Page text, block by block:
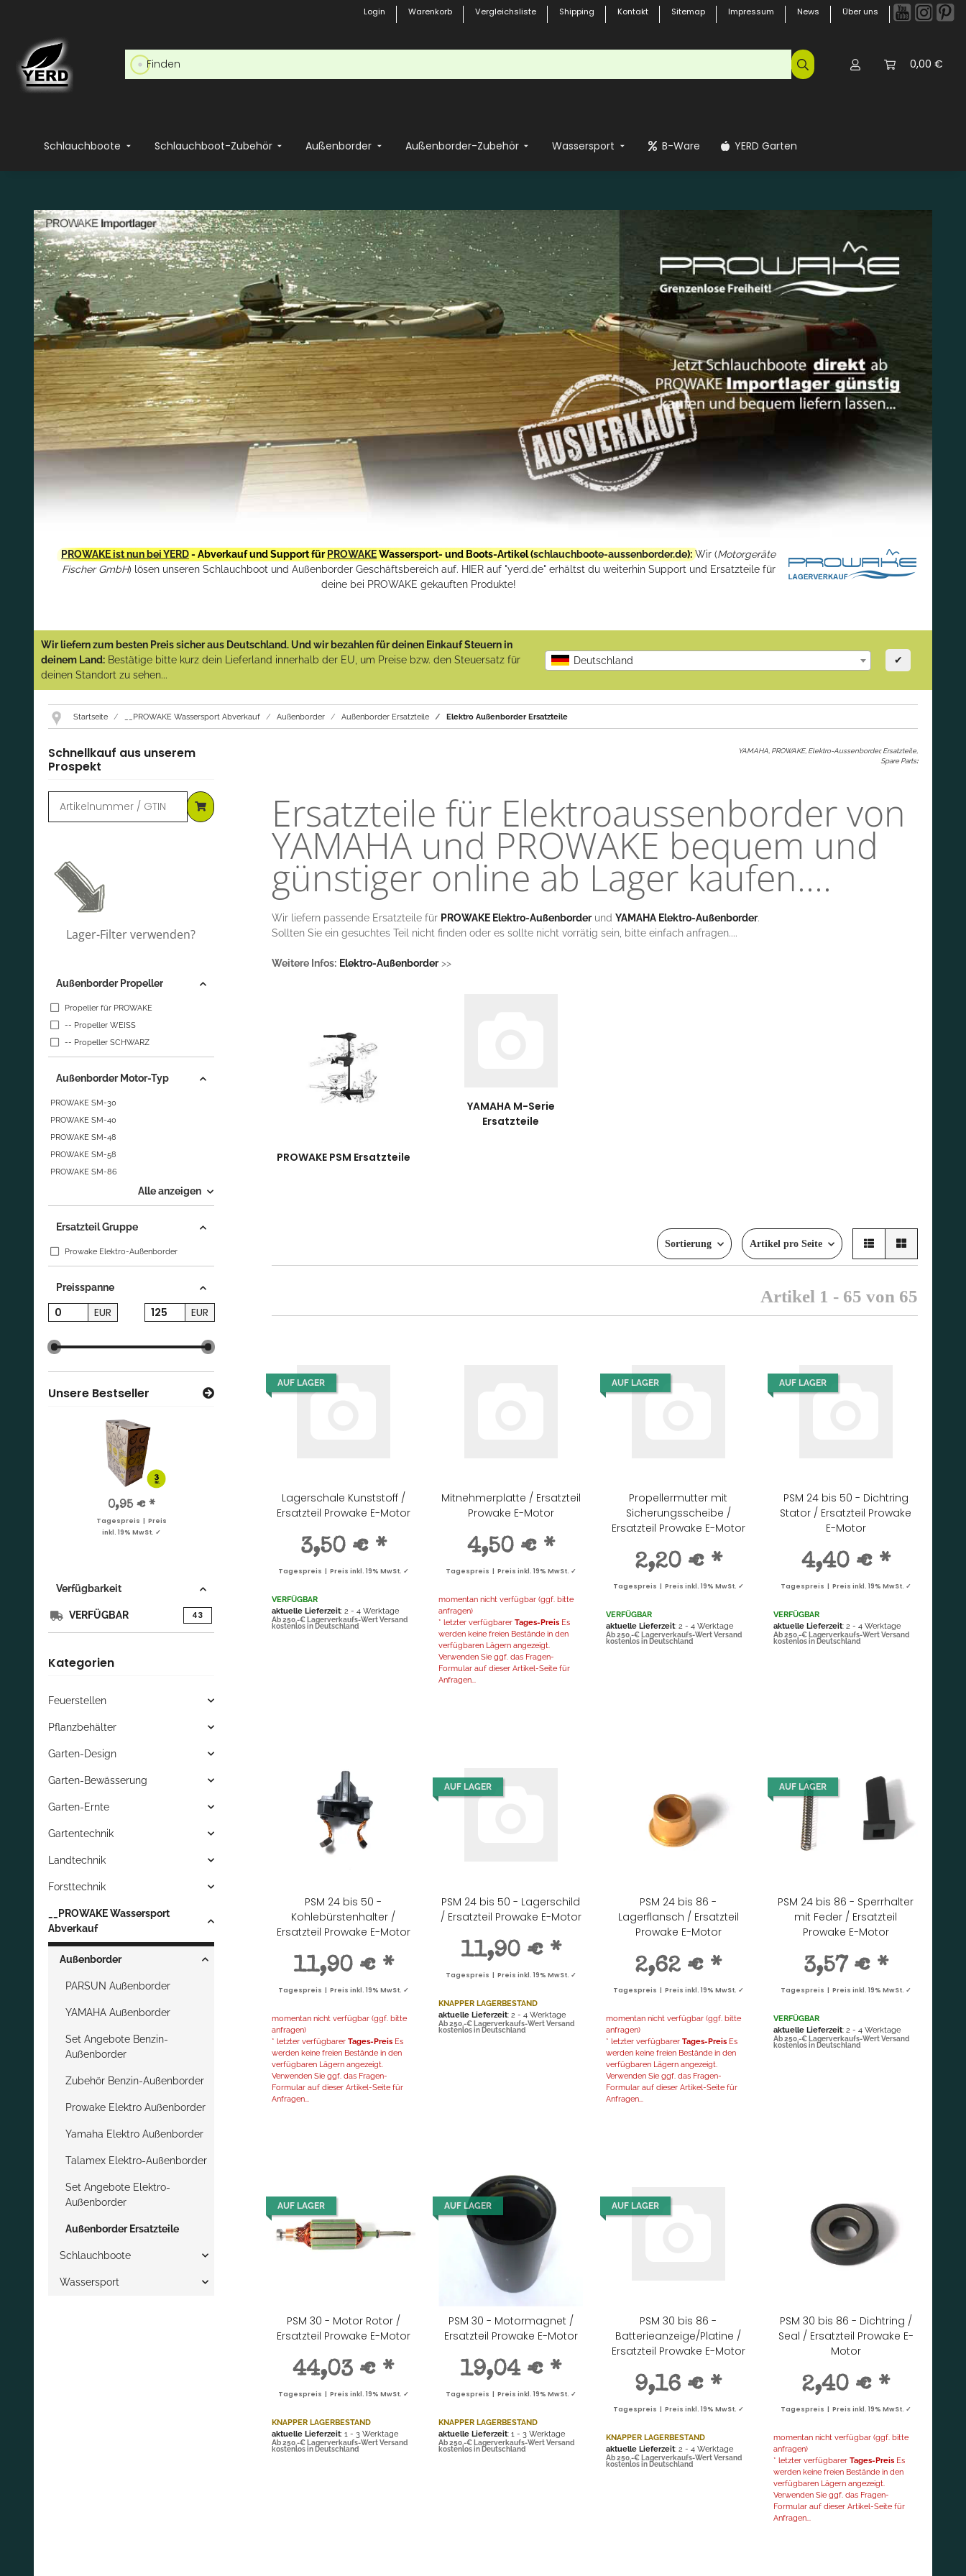
Login Warenkorb Vergleichsliste Shipping Kontakt Sitemap Impressum News Über uns
0,00 €
Schlauchboote Schlauchboot-Zubehör Außenborder Außenborder-Zubehör Wassersport B-Ware YERD Garten
PROWAKE ist nun bei YERD- Abverkauf und Support für PROWAKEWassersport- und Boots-Artikel (schlauchboote-aussenborder.de): Wir (Motorgeräte
Fischer GmbH) lösen unseren Schlauchboot und Außenborder Geschäftsbereich auf. HIER auf "yerd.de" erhältst du weiterhin Support und Ersatzteile für
deine bei PROWAKE gekauften Produkte!
Wir liefern zum besten Preis sicher aus Deutschland. Und wir bezahlen für deinen Einkauf Steuern in
deinem Land: Bestätige bitte kurz dein Lieferland innerhalb der EU, um Preise bzw. den Steuersatz für
deinen Standort zu sehen...
Deutschland ✔
Startseite __PROWAKE Wassersport Abverkauf Außenborder Außenborder Ersatzteile Elektro Außenborder Ersatzteile
YAMAHA, PROWAKE, Elektro-Aussenborder, Ersatzteile,
Spare Parts:
Ersatzteile für Elektroaussenborder von
YAMAHA und PROWAKE bequem und
günstiger online ab Lager kaufen....
Wir liefern passende Ersatzteile für PROWAKE Elektro-Außenborderund YAMAHA Elektro-Außenborder.
Sollten Sie ein gesuchtes Teil nicht finden oder es sollte nicht vorrätig sein, bitte einfach anfragen....
Weitere Infos: Elektro-Außenborder>>
PROWAKE PSM Ersatzteile
YAMAHA M-Serie
Ersatzteile
Sortierung Artikel pro Seite
Artikel 1 - 65 von 65
AUF LAGER
Lagerschale Kunststoff /
Ersatzteil Prowake E-Motor
3,50 € *
Tagespreis | Preis inkl. 19% MwSt. ✓
VERFÜGBAR
aktuelle Lieferzeit: 2 - 4 Werktage
Ab 250,-€ Lagerverkaufs-Wert Versand
kostenlos in Deutschland
Mitnehmerplatte / Ersatzteil
Prowake E-Motor
4,50 € *
Tagespreis | Preis inkl. 19% MwSt. ✓
momentan nicht verfügbar (ggf. bitte
anfragen)
* letzter verfügbarerTages-Preis Es
werden keine freien Bestände in den
verfügbaren Lägern angezeigt.
Verwenden Sie ggf. das Fragen-
Formular auf dieser Artikel-Seite für
Anfragen...
AUF LAGER
Propellermutter mit
Sicherungsscheibe /
Ersatzteil Prowake E-Motor
2,20 € *
Tagespreis | Preis inkl. 19% MwSt. ✓
VERFÜGBAR
aktuelle Lieferzeit: 2 - 4 Werktage
Ab 250,-€ Lagerverkaufs-Wert Versand
kostenlos in Deutschland
AUF LAGER
PSM 24 bis 50 - Dichtring
Stator / Ersatzteil Prowake
E-Motor
4,40 € *
Tagespreis | Preis inkl. 19% MwSt. ✓
VERFÜGBAR
aktuelle Lieferzeit: 2 - 4 Werktage
Ab 250,-€ Lagerverkaufs-Wert Versand
kostenlos in Deutschland
PSM 24 bis 50 -
Kohlebürstenhalter /
Ersatzteil Prowake E-Motor
11,90 € *
Tagespreis | Preis inkl. 19% MwSt. ✓
momentan nicht verfügbar (ggf. bitte
anfragen)
* letzter verfügbarer Tages-PreisEs
werden keine freien Bestände in den
verfügbaren Lägern angezeigt.
Verwenden Sie ggf. das Fragen-
Formular auf dieser Artikel-Seite für
Anfragen...
AUF LAGER
PSM 24 bis 50 - Lagerschild
/ Ersatzteil Prowake E-Motor
11,90 € *
Tagespreis | Preis inkl. 19% MwSt. ✓
KNAPPER LAGERBESTAND
aktuelle Lieferzeit: 2 - 4 Werktage
Ab 250,-€ Lagerverkaufs-Wert Versand
kostenlos in Deutschland
PSM 24 bis 86 -
Lagerflansch / Ersatzteil
Prowake E-Motor
2,62 € *
Tagespreis | Preis inkl. 19% MwSt. ✓
momentan nicht verfügbar (ggf. bitte
anfragen)
* letzter verfügbarerTages-Preis Es
werden keine freien Bestände in den
verfügbaren Lägern angezeigt.
Verwenden Sie ggf. das Fragen-
Formular auf dieser Artikel-Seite für
Anfragen...
AUF LAGER
PSM 24 bis 86 - Sperrhalter
mit Feder / Ersatzteil
Prowake E-Motor
3,57 € *
Tagespreis | Preis inkl. 19% MwSt. ✓
VERFÜGBAR
aktuelle Lieferzeit: 2 - 4 Werktage
Ab 250,-€ Lagerverkaufs-Wert Versand
kostenlos in Deutschland
AUF LAGER
PSM 30 - Motor Rotor /
Ersatzteil Prowake E-Motor
44,03 € *
Tagespreis | Preis inkl. 19% MwSt. ✓
KNAPPER LAGERBESTAND
aktuelle Lieferzeit: 1 - 3 Werktage
Ab 250,-€ Lagerverkaufs-Wert Versand
kostenlos in Deutschland
AUF LAGER
PSM 30 - Motormagnet /
Ersatzteil Prowake E-Motor
19,04 € *
Tagespreis | Preis inkl. 19% MwSt. ✓
KNAPPER LAGERBESTAND
aktuelle Lieferzeit: 1 - 3 Werktage
Ab 250,-€ Lagerverkaufs-Wert Versand
kostenlos in Deutschland
AUF LAGER
PSM 30 bis 86 -
Batterieanzeige/Platine /
Ersatzteil Prowake E-Motor
9,16 € *
Tagespreis | Preis inkl. 19% MwSt. ✓
KNAPPER LAGERBESTAND
aktuelle Lieferzeit: 2 - 4 Werktage
Ab 250,-€ Lagerverkaufs-Wert Versand
kostenlos in Deutschland
PSM 30 bis 86 - Dichtring /
Seal / Ersatzteil Prowake E-
Motor
2,40 € *
Tagespreis | Preis inkl. 19% MwSt. ✓
momentan nicht verfügbar (ggf. bitte
anfragen)
* letzter verfügbarerTages-Preis Es
werden keine freien Bestände in den
verfügbaren Lägern angezeigt.
Verwenden Sie ggf. das Fragen-
Formular auf dieser Artikel-Seite für
Anfragen...
Schnellkauf aus unserem
Prospekt
Lager-Filter verwenden?
Außenborder Propeller
Propeller für PROWAKE
-- Propeller WEISS
-- Propeller SCHWARZ
Außenborder Motor-Typ
PROWAKE SM-30
PROWAKE SM-40
PROWAKE SM-48
PROWAKE SM-58
PROWAKE SM-86
Alle anzeigen
Ersatzteil Gruppe
Prowake Elektro-Außenborder
Preisspanne
EUR EUR
Unsere Bestseller
0,95 € *
Tagespreis | Preis
inkl. 19% MwSt. ✓
155,00 € * 0,95 € 7,10 € * 155,00 € *
inkl. 19% MwSt. ✓
Verfügbarkeit
VERFÜGBAR 43Artikel gefunden
Kategorien
Feuerstellen
Pflanzbehälter
Garten-Design
Garten-Bewässerung
Garten-Ernte
Gartentechnik
Landtechnik
Forsttechnik
__PROWAKE Wassersport
Abverkauf
Außenborder
PARSUN Außenborder
YAMAHA Außenborder
Set Angebote Benzin-
Außenborder
Zubehör Benzin-Außenborder
Prowake Elektro Außenborder
Yamaha Elektro Außenborder
Talamex Elektro-Außenborder
Set Angebote Elektro-
Außenborder
Außenborder Ersatzteile
Schlauchboote
Wassersport